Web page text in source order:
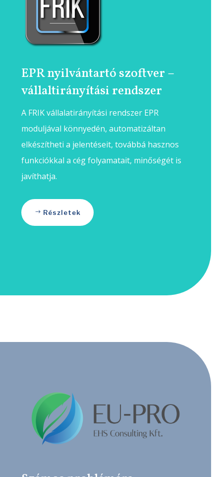
EPR nyilvántartó szoftver –
vállaltirányítási rendszer
A FRIK vállalatirányítási rendszer EPR
moduljával könnyedén, automatizáltan
elkészítheti a jelentéseit, továbbá hasznos
funkciókkal a cég folyamatait, minőségét is
javíthatja.
Részletek